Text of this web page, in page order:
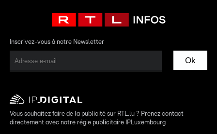
Inscrivez-vous à notre Newsletter
Ok
Vous souhaitez faire de la publicité sur RTL.lu ? Prenez contact
directement avec notre régie publicitaire IPLuxembourg